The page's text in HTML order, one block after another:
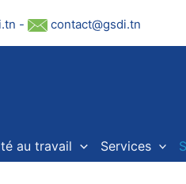
- contact@gsdi.tn
au travail Services